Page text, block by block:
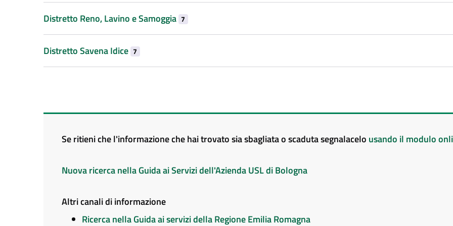
Distretto Reno, Lavino e Samoggia 7
Distretto Savena Idice 7
Se ritieni che l'informazione che hai trovato sia sbagliata o scaduta segnalacelo usando il modulo
Nuova ricerca nella Guida ai Servizi dell'Azienda USL di Bologna
Altri canali di informazione
Ricerca nella Guida ai servizi della Regione Emilia Romagna